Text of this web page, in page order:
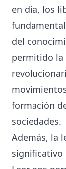
en día, los
del
permitido la
formación
sociedades.
Además, la
significativo